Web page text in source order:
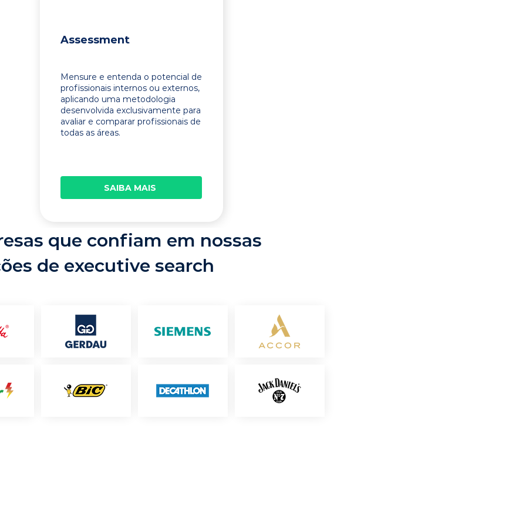
Assessment
Mensure e entenda o potencial de
profissionais internos ou externos,
aplicando uma metodologia
desenvolvida exclusivamente para
avaliar e comparar profissionais de
todas as áreas.
SAIBA MAIS
que confiam em nossas
de executive search